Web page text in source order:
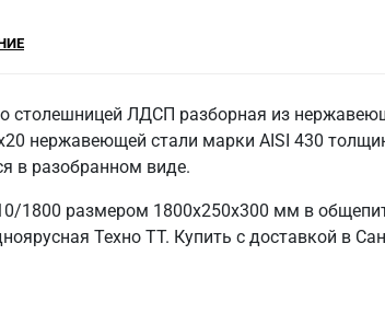
столешницей ЛДСП разборная из
нержавеющей стали марки AISI 430
в разобранном виде.
1800 размером 1800х250х300 мм в
Техно ТТ. Купить с доставкой в